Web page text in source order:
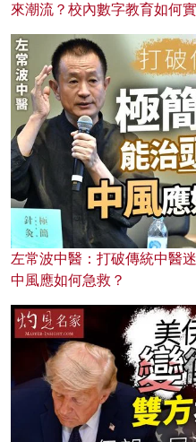
來潮流？校內數字教育如何
左常波中醫：打破傳統中醫
中風應如何急救？